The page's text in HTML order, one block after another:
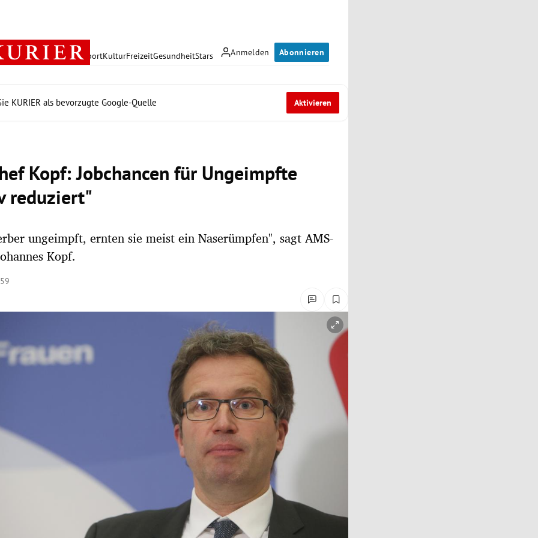
Anmelden Abonnieren
PolitikWirtschaft SportKulturFreizeitGesundheitStars
KURIER als bevorzugte Google-Quelle Aktivieren
Kopf: Jobchancen für Ungeimpfte
reduziert"
ungeimpft, ernten sie meist ein Naserümpfen", sagt AMS-
Kopf.
öffnen/schließen